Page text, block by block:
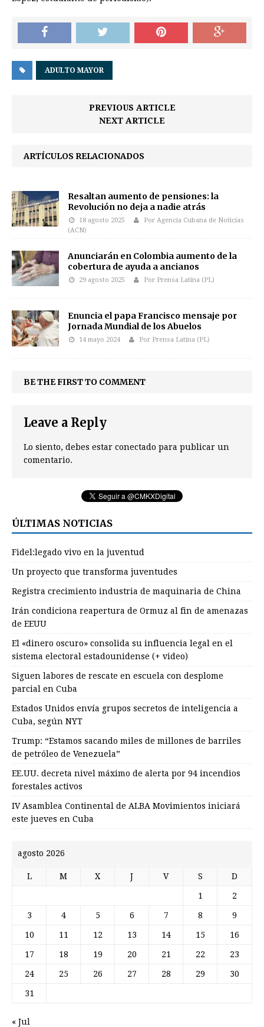
ADULTO MAYOR
PREVIOUS ARTICLE
NEXT ARTICLE
ARTÍCULOS RELACIONADOS
Resaltan aumento de pensiones: la
Revolución no deja a nadie atrás
18 agosto 2025
Por Agencia Cubana de Noticias
(ACN)
Anunciarán en Colombia aumento de la
cobertura de ayuda a ancianos
29 agosto 2025 Por Prensa Latina (PL)
Enuncia el papa Francisco mensaje por
Jornada Mundial de los Abuelos
14 mayo 2024 Por Prensa Latina (PL)
BE THE FIRST TO COMMENT
Leave a Reply
Lo siento, debes estar conectado para publicar un
comentario.
ÚLTIMAS NOTICIAS
Fidel:legado vivo en la juventud
Un proyecto que transforma juventudes
Registra crecimiento industria de maquinaria de China
Irán condiciona reapertura de Ormuz al fin de amenazas
de EEUU
El «dinero oscuro» consolida su influencia legal en el
sistema electoral estadounidense (+ video)
Siguen labores de rescate en escuela con desplome
parcial en Cuba
Estados Unidos envía grupos secretos de inteligencia a
Cuba, según NYT
Trump: “Estamos sacando miles de millones de barriles
de petróleo de Venezuela”
EE.UU. decreta nivel máximo de alerta por 94 incendios
forestales activos
IV Asamblea Continental de ALBA Movimientos iniciará
este jueves en Cuba
agosto 2026
L M X J V S D
1 2
3 4 5 6 7 8 9
10 11 12 13 14 15 16
17 18 19 20 21 22 23
24 25 26 27 28 29 30
31
« Jul